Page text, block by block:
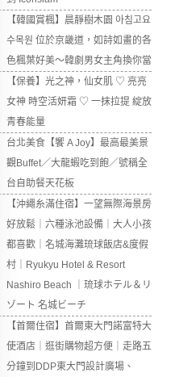
【韓國賞楓】晨靜樹木園 아침고요
수목원 位於京畿道，如詩如畫的各
色楓葉好美～韓劇男女主角換你當
【保養】光之神，仙女肌 ♡ 亮亮
女神 時空活妍霜 ♡ 一抹拉提 綻放
青春能量
台北美食【饗 A Joy】最高最美景
觀Buffet／大龍蝦吃到飽／號稱全
台自助餐天花板
【沖繩糸滿住宿】一望無際海景房
好放鬆｜六種泳池設備｜大人小孩
都喜歡｜名城海灘琉球飯店&度假
村｜Ryukyu Hotel & Resort
Nashiro Beach ｜琉球ホテル＆リ
ゾート 名城ビーチ
【首爾住宿】首爾東大門諾富特大
使酒店｜逛街購物超方便｜走路五
分鐘到DDP東大門設計廣場、